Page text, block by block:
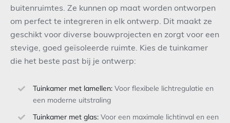
buitenruimtes. Ze kunnen op maat worden ontworpen
om perfect te integreren in elk ontwerp. Dit maakt ze
geschikt voor diverse bouwprojecten en zorgt voor een
stevige, goed geïsoleerde ruimte. Kies de tuinkamer
die het beste past bij je ontwerp:
Tuinkamer met lamellen:Voor flexibele lichtregulatie en
een moderne uitstraling
Tuinkamer met glas:Voor een maximale lichtinval en een